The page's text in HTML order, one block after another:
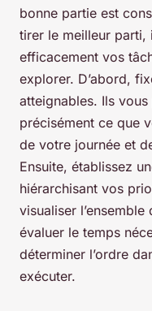
bonne partie est
tirer le meilleur parti,
efficacement vos
explorer. D’abord,
atteignables. Ils
précisément ce que
de votre journée et
Ensuite, établissez
hiérarchisant vos
visualiser
évaluer le temps
déterminer l’ordre
exécuter.